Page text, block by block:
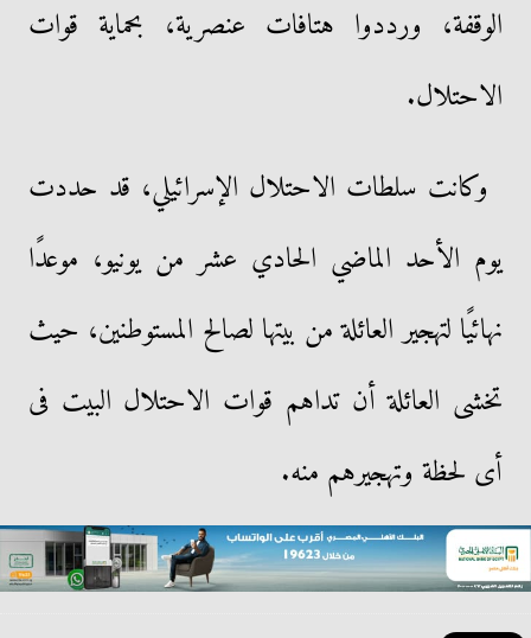
الوقفة، ورددوا هتافات عنصرية، بحماية قوات
الاحتلال.
وكانت سلطات الاحتلال الإسرائيلي، قد حددت
يوم الأحد الماضي الحادي عشر من يونيو، موعدًا
نهائيًا لتهجير العائلة من بيتها لصالح المستوطنين، حيث
تخشى العائلة أن تداهم قوات الاحتلال البيت فى
أى لحظة وتهجيرهم منه.